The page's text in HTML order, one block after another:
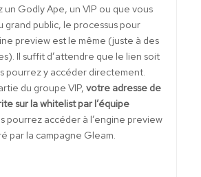
un Godly Ape, un VIP ou que vous
grand public, le processus pour
preview est le même (juste à des
Il suffit d’attendre que le lien soit
pourrez y accéder directement.
du groupe VIP, votre adresse de
sur la whitelist par l’équipe
pourrez accéder à l’engine preview
par la campagne Gleam.